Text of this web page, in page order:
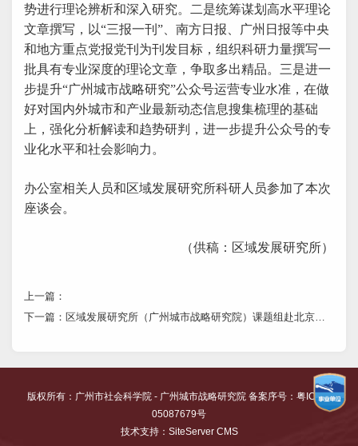
势进行理论辨析和深入研究。二是统筹谋划高水平理论
文章撰写，以“三报一刊”、南方日报、广州日报等中央
和地方重点党报党刊为刊发目标，组织科研力量撰写一
批具有专业深度的理论文章，争取多出精品。三是进一
步提升“广州城市战略研究”公众号运营专业水准，在做
好对国内外城市和产业最新动态信息搜集梳理的基础
上，强化分析解读和趋势研判，进一步提升公众号的专
业化水平和社会影响力。
办公室相关人员和区域发展研究所科研人员参加了本次
座谈会。
（供稿：区域发展研究所）
上一篇：
下一篇： 区域发展研究所（广州城市战略研究院）课题组赴北京亦庄调研
版权所有： 广州市社会科学院- 广州城市战略研究院 备案序号： 粤ICP备
05087679号
技术支持： SiteServer CMS